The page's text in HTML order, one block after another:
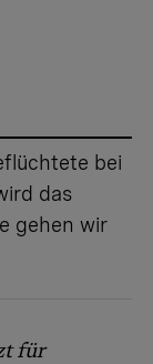
bei
das
gehen wir
für